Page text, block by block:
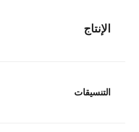
الإنتاج
التنسيقات